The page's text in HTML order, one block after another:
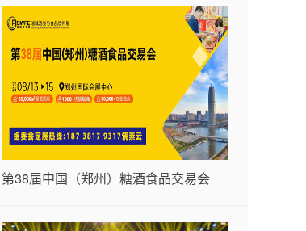
第38届中国（郑州）糖酒食品交易会